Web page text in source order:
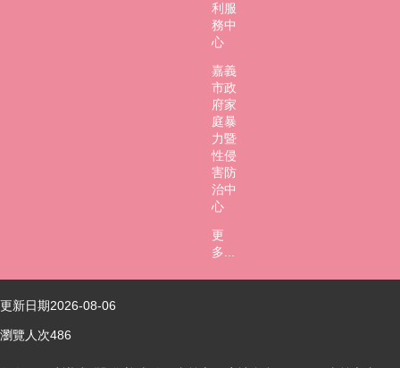
利服
務中
心
嘉義
市政
府家
庭暴
力暨
性侵
害防
治中
心
更
多...
更新日期2026-08-06
瀏覽人次486